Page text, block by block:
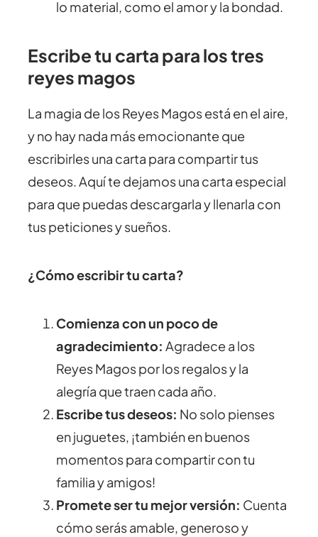
lo material, como el amor y la bondad.
Escribe tu carta para los tres
reyes magos
La magia de los Reyes Magos está en el aire,
y no hay nada más emocionante que
escribirles una carta para compartir tus
deseos. Aquí te dejamos una carta especial
para que puedas descargarla y llenarla con
tus peticiones y sueños.
¿Cómo escribir tu carta?
Comienza con un poco de
agradecimiento: Agradece a los
Reyes Magos por los regalos y la
alegría que traen cada año.
Escribe tus deseos: No solo pienses
en juguetes, ¡también en buenos
momentos para compartir con tu
familia y amigos!
Promete ser tu mejor versión: Cuenta
cómo serás amable, generoso y